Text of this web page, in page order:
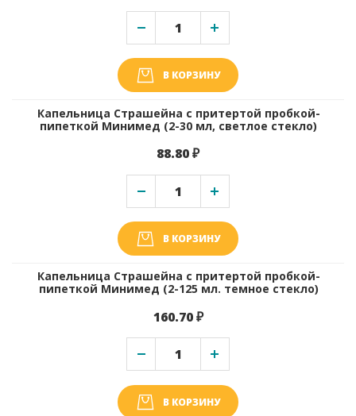
В КОРЗИНУ
Капельница Страшейна с притертой пробкой-
пипеткой Минимед (2-30 мл, светлое стекло)
88.80 ₽
В КОРЗИНУ
Капельница Страшейна с притертой пробкой-
пипеткой Минимед (2-125 мл. темное стекло)
160.70 ₽
В КОРЗИНУ